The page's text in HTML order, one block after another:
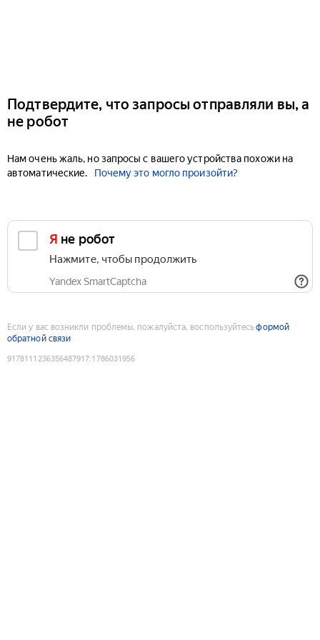
Подтвердите, что запросы отправляли вы, а
не робот
Нам очень жаль, но запросы с вашего устройства похожи на
автоматические.
Почему это могло произойти?
Я не робот
Нажмите, чтобы продолжить
Yandex SmartCaptcha
Если у вас возникли проблемы, пожалуйста, воспользуйтесьформой
обратной связи
9178111236356487917:1786031956